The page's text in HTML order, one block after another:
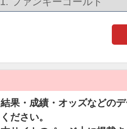
結果・成績・オッズなどの
ください。